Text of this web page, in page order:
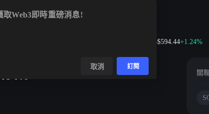
$594.44+1.24%
關
取Web3即時重磅消息!
取消 訂閱